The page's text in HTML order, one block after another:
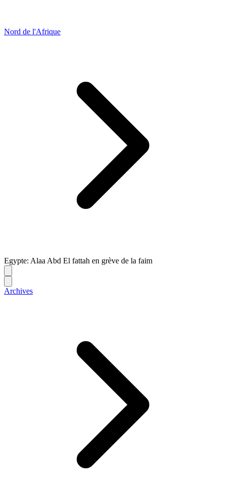
Nord de l'Afrique
Egypte: Alaa Abd El fattah en grève de la faim
Archives